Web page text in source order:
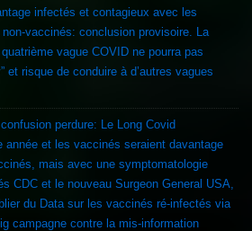
infectés et contagieux avec les
vaccinés: conclusion provisoire. La
vague COVID ne pourra pas
et risque de conduire à d’autres vagues
perdure: Le Long Covid
année et les vaccinés seraient davantage
mais avec une symptomatologie
CDC et le nouveau Surgeon General USA,
du Data sur les vaccinés ré-infectés via
campagne contre la mis-information